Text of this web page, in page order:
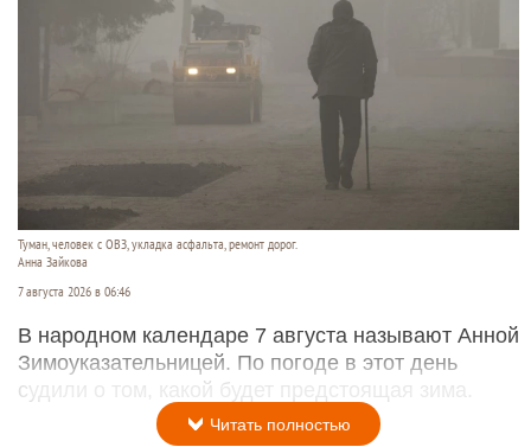
Туман, человек с ОВЗ, укладка асфальта, ремонт дорог.
Анна Зайкова
7 августа 2026 в 06:46
В народном календаре 7 августа называют Анной
Зимоуказательницей. По погоде в этот день
судили о том, какой будет предстоящая зима.
Читать полностью